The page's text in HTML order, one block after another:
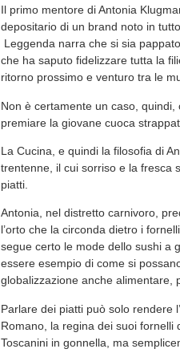
Il primo mentore di Antonia
depositario di un brand noto in
Leggenda narra che si sia
che ha saputo fidelizzare tutta la
ritorno prossimo e venturo tra le
Non è certamente un caso,
premiare la giovane cuoca
La Cucina, e quindi la filosofia di
trentenne, il cui sorriso e la fresca
piatti.
Antonia, nel distretto carnivoro,
l’orto che la circonda dietro i
segue certo le mode dello sushi a
essere esempio di come si
globalizzazione anche alimentare,
Parlare dei piatti può solo rendere
Romano, la regina dei suoi fornelli
Toscanini in gonnella, ma